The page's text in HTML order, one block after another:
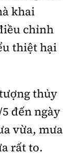
khai
chỉnh
thiệt hại
thủy
đến ngày
vừa, mưa
rất to.